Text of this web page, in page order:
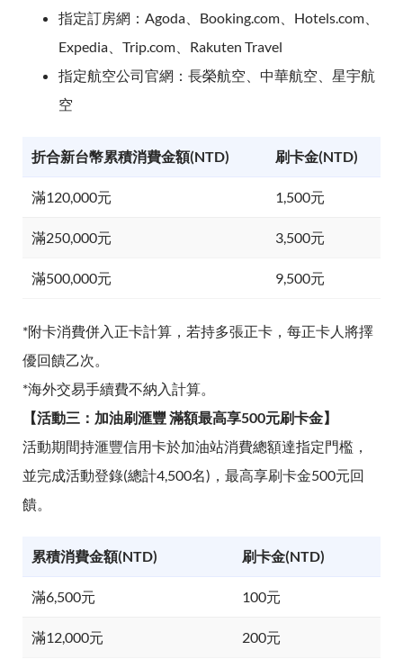
指定訂房網：Agoda、Booking.com、Hotels.com、
Expedia、Trip.com、Rakuten Travel
指定航空公司官網：長榮航空、中華航空、星宇航
空
折合新台幣累積消費金額(NTD) 刷卡金(NTD)
滿120,000元 1,500元
滿250,000元 3,500元
滿500,000元 9,500元
*附卡消費併入正卡計算，若持多張正卡，每正卡人將擇
優回饋乙次。
*海外交易手續費不納入計算。
【活動三：加油刷滙豐 滿額最高享500元刷卡金】
活動期間持滙豐信用卡於加油站消費總額達指定門檻，
並完成活動登錄(總計4,500名)，最高享刷卡金500元回
饋。
累積消費金額(NTD) 刷卡金(NTD)
滿6,500元 100元
滿12,000元 200元